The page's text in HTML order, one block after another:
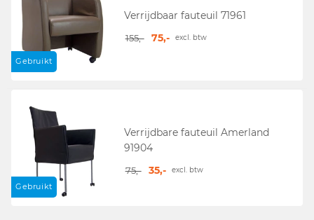
Gebruikt
Verrijdbaar fauteuil 71961
155,- 75,- excl. btw
Gebruikt
Verrijdbare fauteuil Amerland
91904
75,- 35,- excl. btw